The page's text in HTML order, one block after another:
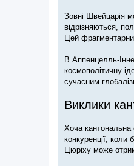
Зовні Швейцарія
відрізняються,
Цей
В Аппенцелль-
космополітичну
сучасним
Виклики
Хоча кантональна
конкуренції, коли
Цюріху може